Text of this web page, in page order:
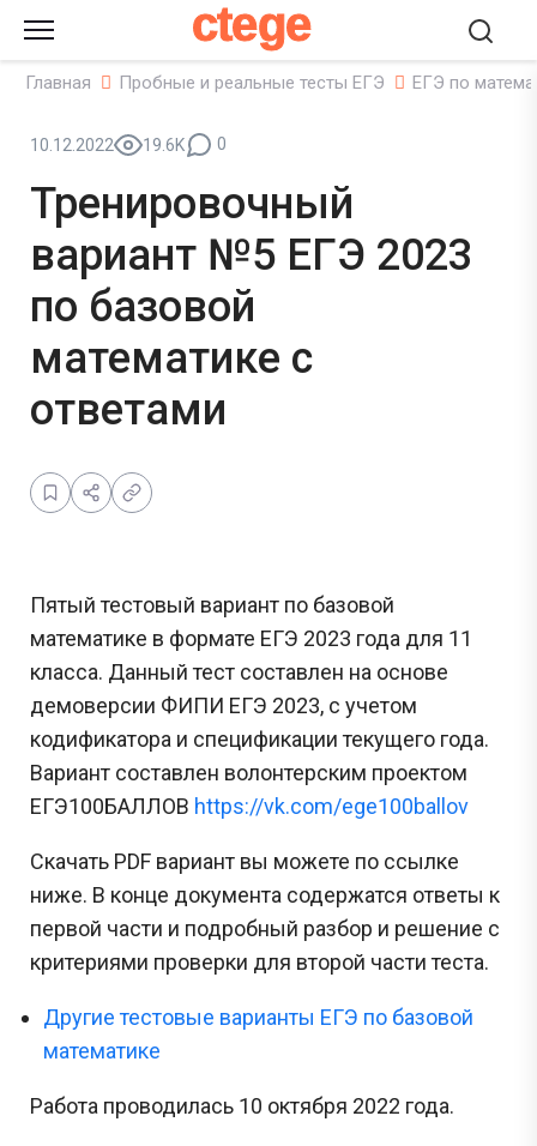
ctege
Главная Пробные и реальные тесты ЕГЭ ЕГЭ по
10.12.2022 19.6K 0
Тренировочный
вариант №5 ЕГЭ 2023
по базовой
математике с
ответами
Пятый тестовый вариант по базовой
математике в формате ЕГЭ 2023 года для 11
класса. Данный тест составлен на основе
демоверсии ФИПИ ЕГЭ 2023, с учетом
кодификатора и спецификации текущего года.
Вариант составлен волонтерским проектом
ЕГЭ100БАЛЛОВ https://vk.com/ege100ballov
Скачать PDF вариант вы можете по ссылке
ниже. В конце документа содержатся ответы к
первой части и подробный разбор и решение с
критериями проверки для второй части теста.
Другие тестовые варианты ЕГЭ по базовой
математике
Работа проводилась 10 октября 2022 года.